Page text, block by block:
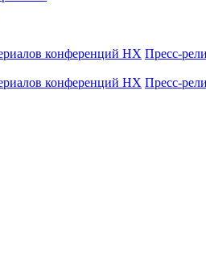
конференций НХ Пресс-
конференций НХ Пресс-